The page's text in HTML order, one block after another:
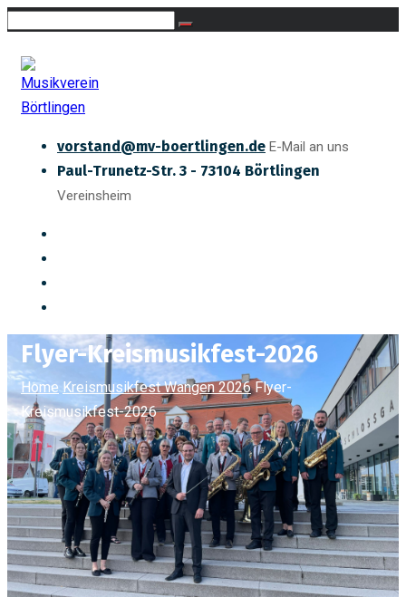
vorstand@mv-boertlingen.de E-Mail an uns
Paul-Trunetz-Str. 3 - 73104 Börtlingen
Vereinsheim
Flyer-Kreismusikfest-2026
Home Kreismusikfest Wangen 2026 Flyer-
Kreismusikfest-2026